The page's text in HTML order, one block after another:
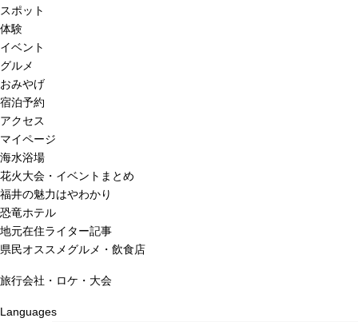
スポット
体験
イベント
グルメ
おみやげ
宿泊予約
アクセス
マイページ
海水浴場
花火大会・イベントまとめ
福井の魅力はやわかり
恐竜ホテル
地元在住ライター記事
県民オススメグルメ・飲食店
旅行会社・ロケ・大会
Languages